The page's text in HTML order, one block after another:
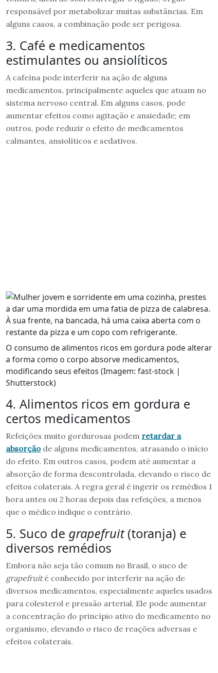
responsável por metabolizar muitas substâncias. Em
alguns casos, a combinação pode ser perigosa.
3. Café e medicamentos
estimulantes ou ansiolíticos
A cafeína pode interferir na ação de alguns
medicamentos, principalmente aqueles que atuam no
sistema nervoso central. Em alguns casos, pode
aumentar efeitos como agitação e ansiedade; em
outros, pode reduzir o efeito de medicamentos
calmantes, ansiolíticos e sedativos.
O consumo de alimentos ricos em gordura pode alterar
a forma como o corpo absorve medicamentos,
modificando seus efeitos (Imagem: fast-stock |
Shutterstock)
4. Alimentos ricos em gordura e
certos medicamentos
Refeições muito gordurosas podem retardar a
absorção de alguns medicamentos, atrasando o início
do efeito. Em outros casos, podem até aumentar a
absorção de forma descontrolada, elevando o risco de
efeitos colaterais. A regra geral é ingerir os remédios 1
hora antes ou 2 horas depois das refeições, a menos
que o médico indique o contrário.
5. Suco de grapefruit (toranja) e
diversos remédios
Embora não seja tão comum no Brasil, o suco de
grapefruité conhecido por interferir na ação de
diversos medicamentos, especialmente aqueles usados
para colesterol e pressão arterial. Ele pode aumentar
a concentração do princípio ativo do medicamento no
organismo, elevando o risco de reações adversas e
efeitos colaterais.